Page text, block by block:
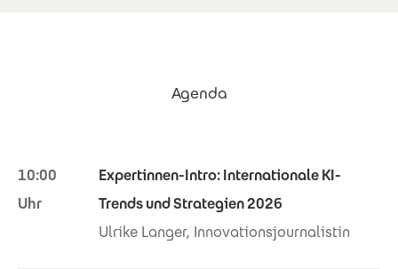
Agenda
10:00
Uhr
Expertinnen-Intro: Internationale KI-
Trends und Strategien 2026
Ulrike Langer, Innovationsjournalistin